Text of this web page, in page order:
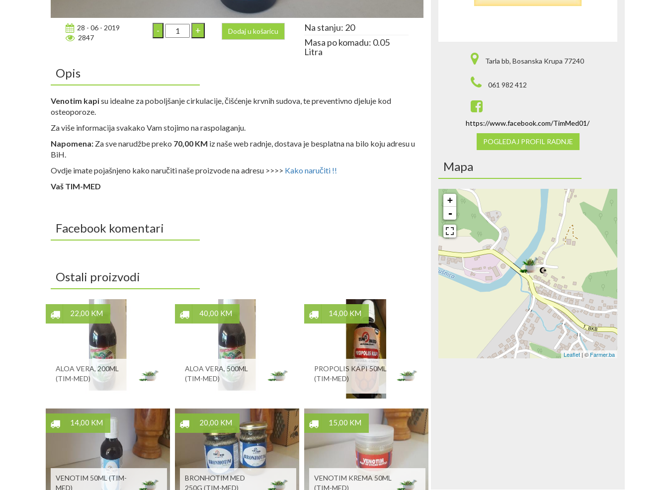
28 - 06 - 2019
2847
Dodaj u košaricu
Na stanju: 20
Masa po komadu: 0.05
Litra
Opis
Venotim kapisu idealne za poboljšanje cirkulacije, čišćenje krvnih sudova, te preventivno djeluje kod
osteoporoze.
Za više informacija svakako Vam stojimo na raspolaganju.
Napomena: Za sve narudžbe preko 70,00 KM iz naše web radnje, dostava je besplatna na bilo koju adresu u
BiH.
Ovdje imate pojašnjeno kako naručiti naše proizvode na adresu >>>> Kako naručiti !!
Vaš TIM-MED
Facebook komentari
Ostali proizvodi
22,00 KM
ALOA VERA, 200ML
(TIM-MED)
40,00 KM
ALOA VERA, 500ML
(TIM-MED)
14,00 KM
PROPOLIS KAPI 50ML
(TIM-MED)
14,00 KM
VENOTIM 50ML (TIM-
MED)
20,00 KM
BRONHOTIM MED
250G (TIM-MED)
15,00 KM
VENOTIM KREMA 50ML
(TIM-MED)
Tarla bb, Bosanska Krupa 77240
061 982 412
https://www.facebook.com/TimMed01/
POGLEDAJ PROFIL RADNJE
Mapa
+
-
Leaflet | © Farmer.ba